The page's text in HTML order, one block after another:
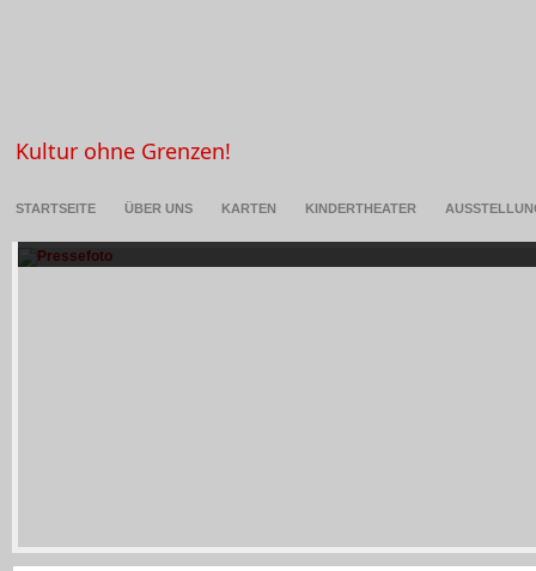
Kultur ohne Grenzen!
STARTSEITE ÜBER UNS KARTEN KINDERTHEATER
SA 29. August 2026, 20 Uhr Vielhomonie Rhein Ruhr – der erste schwule